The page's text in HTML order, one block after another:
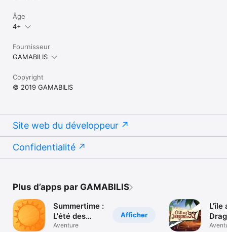
Âge
4+
Fournisseur
GAMABILIS
Copyright
© 2019 GAMABILIS
Site web du développeur
Confidentialité
Plus d’apps par GAMABILIS
Afficher
Summertime :
L'été des
choix
Aventure
L'île